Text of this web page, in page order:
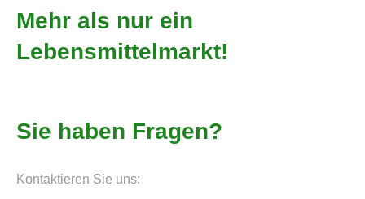
Mehr als nur ein
Lebensmittelmarkt!
Sie haben Fragen?
Kontaktieren Sie uns: